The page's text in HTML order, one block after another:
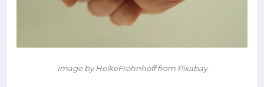
Image by HeikeFrohnhoff from Pixabay